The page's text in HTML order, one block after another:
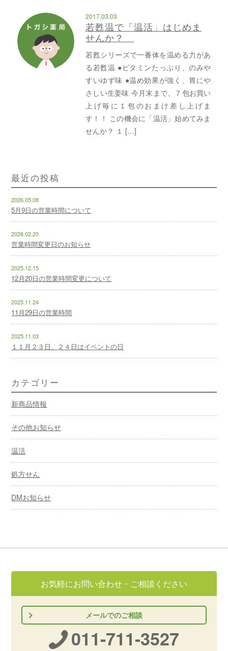
2017.03.03
若甦温で「温活」はじめま
せんか？
若甦シリーズで一番体を温める力があ
る若甦温 ●ビタミンたっぷり、のみや
すいゆず味 ●温め効果が強く、胃にや
さしい生姜味 今月末まで、７包お買い
上げ毎に１包のおまけ差し上げま
す！！ この機会に「温活」始めてみま
せんか？ １ […]
最近の投稿
2026.05.08
5月9日の営業時間について
2026.02.20
営業時間変更日のお知らせ
2025.12.15
12月20日の営業時間変更について
2025.11.24
11月29日の営業時間
2025.11.03
１１月２３日、２４日はイベントの日
カテゴリー
新商品情報
その他お知らせ
温活
処方せん
DMお知らせ
お気軽にお問い合わせ・ご相談ください
メールでのご相談
011-711-3527